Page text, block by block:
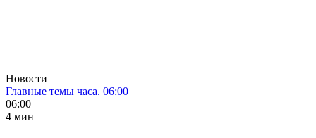
Новости
Главные темы часа. 06:00
06:00
4 мин